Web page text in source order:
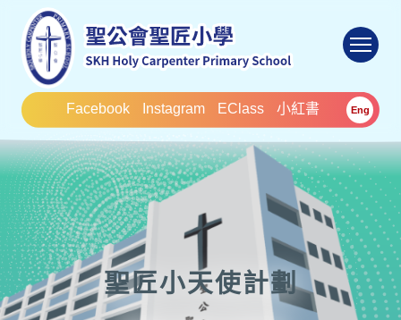
Facebook Instagram EClass 小紅書 Eng
聖匠小天使計劃